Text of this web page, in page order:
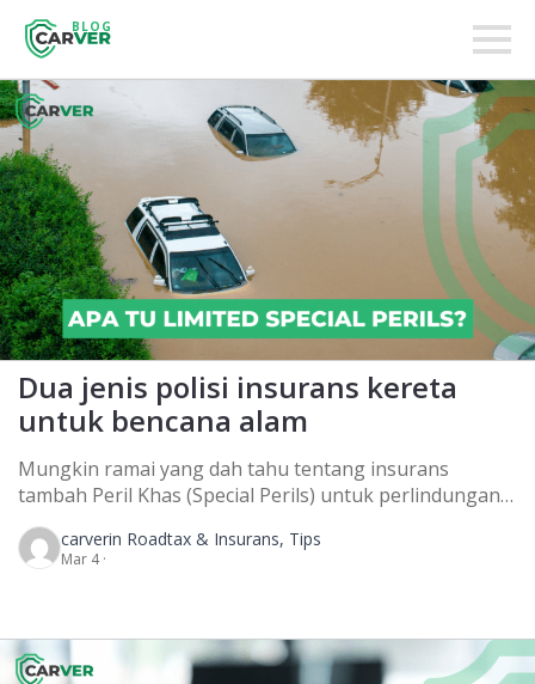
BLOG
Dua jenis polisi insurans kereta
untuk bencana alam
Mungkin ramai yang dah tahu tentang insurans
tambah Peril Khas (Special Perils) untuk perlindungan
bencana alam terutamanya untuk banjir. Tetapi masih
ramai juga yang belum tahu yang insurans kereta
untuk polisi bencana alam adalah berbeza-beza.
Khas Terhad (Limited Perils) […]
carverin Roadtax & Insurans, Tips
Mar 4 ·